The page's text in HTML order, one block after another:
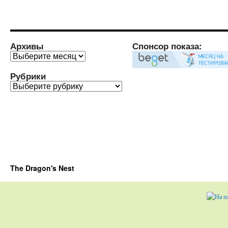
Архивы
Архивы
Рубрики
Рубрики
Спонсор показа:
The Dragon's Nest